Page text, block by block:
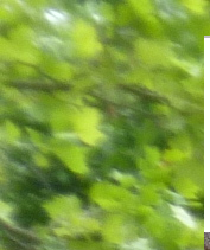
Zum
Inhalt
wechseln